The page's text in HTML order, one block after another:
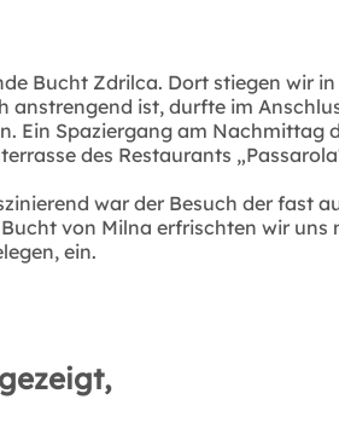
Bucht Zdrilca. Dort stiegen wir
anstrengend ist, durfte im
Ein Spaziergang am Nachmittag
des Restaurants
war der Besuch der fast
von Milna erfrischten wir uns
ein.